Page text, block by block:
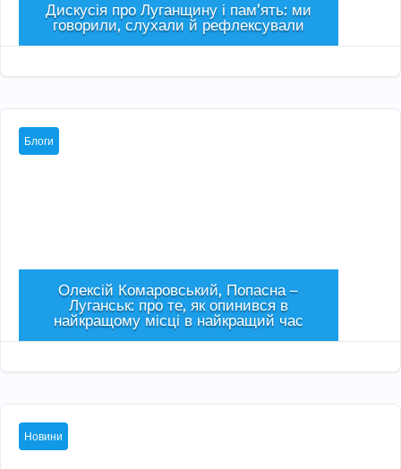
Дискусія про Луганщину і пам’ять: ми
говорили, слухали й рефлексували
Блоги
Олексій Комаровський, Попасна –
Луганськ: про те, як опинився в
найкращому місці в найкращий час
Новини